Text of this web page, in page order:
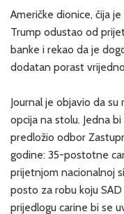
Američke dionice, čija
Trump odustao od
banke i rekao da je
dodatan porast
Journal je objavio da
opcija na stolu. Jedna
predložio odbor
godine: 35-postotne
prijetnjom nacionalnoj
posto za robu koju
prijedlogu carine bi se